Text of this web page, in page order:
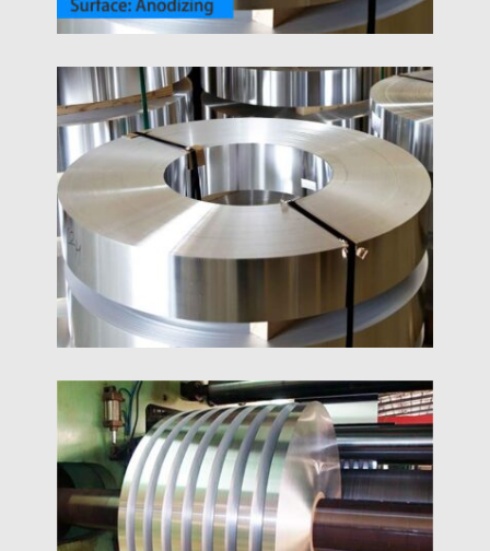
80-Pás Z Mikronovej Eloxovanej
Hliníkovej Fólie
Vysoko odolný 80-mikrónový eloxovaný pásik z
hliníkovej fólie pre dekoratívne lemovanie, tepelný
manažment, Izolácia EMI – prémiové povrchové
úpravy, živé farby a robustná anodická ochrana.
6061 Hliníkový Pásik
6000 séria 6061 Výrobca a výrobca hliníkových
pásov, 1050 1060 1100 3003 3004 export
hliníkových pásových zliatin, 2024 najnižšia cena